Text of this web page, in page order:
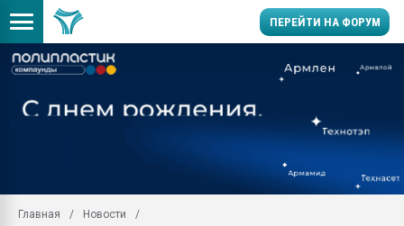
ПЕРЕЙТИ НА ФОРУМ
заводу пластмасс"
Главная
Новости